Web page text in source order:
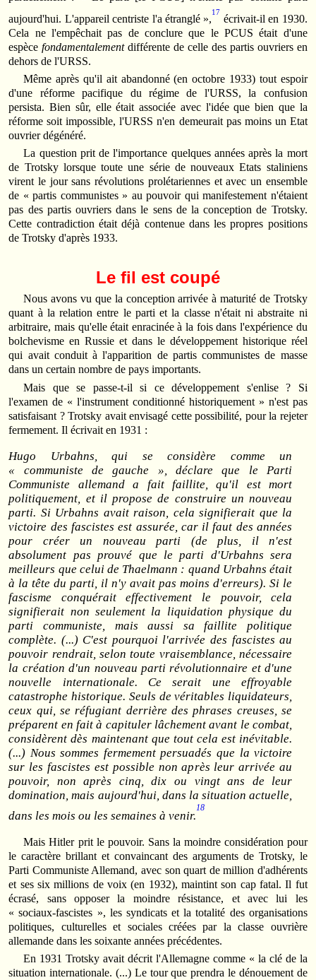
aujourd'hui. L'appareil centriste l'a étranglé »,
17
écrivait-il en 1930.
Cela ne l'empêchait pas de conclure que le PCUS était d'une
espècefondamentalementdifférente de celle des partis ouvriers en
dehors de l'URSS.
Même après qu'il ait abandonné (en octobre 1933) tout espoir
d'une réforme pacifique du régime de l'URSS, la confusion
persista. Bien sûr, elle était associée avec l'idée que bien que la
réforme soit impossible, l'URSS n'en demeurait pas moins un Etat
ouvrier dégénéré.
La question prit de l'importance quelques années après la mort
de Trotsky lorsque toute une série de nouveaux Etats staliniens
virent le jour sans révolutions prolétariennes et avec un ensemble
de « partis communistes » au pouvoir qui manifestement n'étaient
pas des partis ouvriers dans le sens de la conception de Trotsky.
Cette contradiction était déjà contenue dans les propres positions
de Trotsky d'après 1933.
Le fil est coupé
Nous avons vu que la conception arrivée à maturité de Trotsky
quant à la relation entre le parti et la classe n'était ni abstraite ni
arbitraire, mais qu'elle était enracinée à la fois dans l'expérience du
bolchevisme en Russie et dans le développement historique réel
qui avait conduit à l'apparition de partis communistes de masse
dans un certain nombre de pays importants.
Mais que se passe-t-il si ce développement s'enlise ? Si
l'examen de « l'instrument conditionné historiquement » n'est pas
satisfaisant ? Trotsky avait envisagé cette possibilité, pour la rejeter
fermement. Il écrivait en 1931 :
Hugo Urbahns, qui se considère comme un
« communiste de gauche », déclare que le Parti
Communiste allemand a fait faillite, qu'il est mort
politiquement, et il propose de construire un nouveau
parti. Si Urbahns avait raison, cela signifierait que la
victoire des fascistes est assurée, car il faut des années
pour créer un nouveau parti (de plus, il n'est
absolument pas prouvé que le parti d'Urbahns sera
meilleurs que celui de Thaelmann : quand Urbahns était
à la tête du parti, il n'y avait pas moins d'erreurs). Si le
fascisme conquérait effectivement le pouvoir, cela
signifierait non seulement la liquidation physique du
parti communiste, mais aussi sa faillite politique
complète. (...) C'est pourquoi l'arrivée des fascistes au
pouvoir rendrait, selon toute vraisemblance, nécessaire
la création d'un nouveau parti révolutionnaire et d'une
nouvelle internationale. Ce serait une effroyable
catastrophe historique. Seuls de véritables liquidateurs,
ceux qui, se réfugiant derrière des phrases creuses, se
préparent en fait à capituler lâchement avant le combat,
considèrent dès maintenant que tout cela est inévitable.
(...) Nous sommes fermement persuadés que la victoire
sur les fascistes est possible non après leur arrivée au
pouvoir, non après cinq, dix ou vingt ans de leur
domination, mais aujourd'hui, dans la situation actuelle,
dans les mois ou les semaines à venir.
18
Mais Hitler prit le pouvoir. Sans la moindre considération pour
le caractère brillant et convaincant des arguments de Trotsky, le
Parti Communiste Allemand, avec son quart de million d'adhérents
et ses six millions de voix (en 1932), maintint son cap fatal. Il fut
écrasé, sans opposer la moindre résistance, et avec lui les
« sociaux-fascistes », les syndicats et la totalité des organisations
politiques, culturelles et sociales créées par la classe ouvrière
allemande dans les soixante années précédentes.
En 1931 Trotsky avait décrit l'Allemagne comme « la clé de la
situation internationale. (...) Le tour que prendra le dénouement de